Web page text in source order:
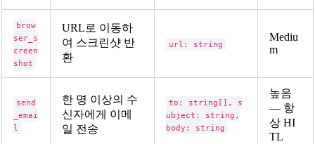
brow
ser_s
creen
shot
URL로 이동하
여 스크린샷 반
환
url: string
Mediu
m
send
_emai
l
한 명 이상의 수
신자에게 이메
일 전송
to: string[], s
ubject: string,
body: string
높음
— 항
상 HI
TL